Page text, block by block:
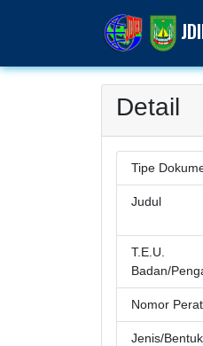
Detail
Tipe
Judul
T.E.U.
Badan/
Nomor
Jenis/